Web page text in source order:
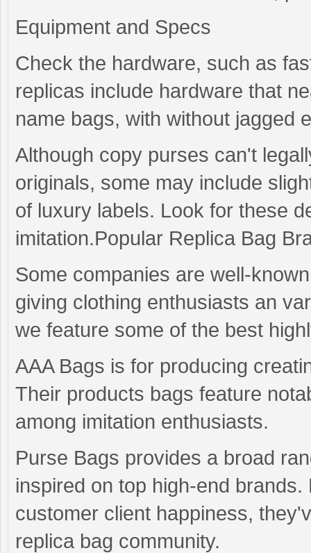
Equipment and Specs
Check the hardware, such as
replicas include hardware that
name bags, with without jagged
Although copy purses can't
originals, some may include
of luxury labels. Look for these
imitation.Popular Replica Bag
Some companies are well-
giving clothing enthusiasts an
we feature some of the best
AAA Bags is for producing
Their products bags feature
among imitation enthusiasts.
Purse Bags provides a broad
inspired on top high-end
customer client happiness,
replica bag community.